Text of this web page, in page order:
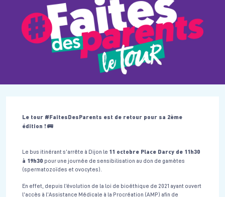
Le tour #FaitesDesParents est de retour pour sa 2ème
édition ! 🚌
Le bus itinérant s’arrête à Dijon le 11 octobre Place Darcy de 11h30
à 19h30 pour une journée de sensibilisation au don de gamètes
(spermatozoïdes et ovocytes).
En effet, depuis l’évolution de la loi de bioéthique de 2021 ayant ouvert
l’accès à l’Assistance Médicale à la Procréation (AMP) afin de